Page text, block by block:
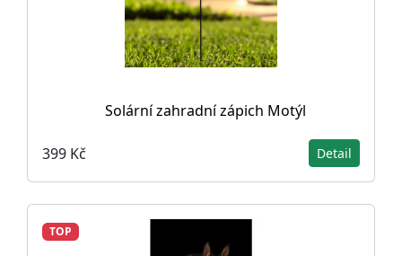
Solární zahradní zápich Motýl
399 Kč Detail
TOP